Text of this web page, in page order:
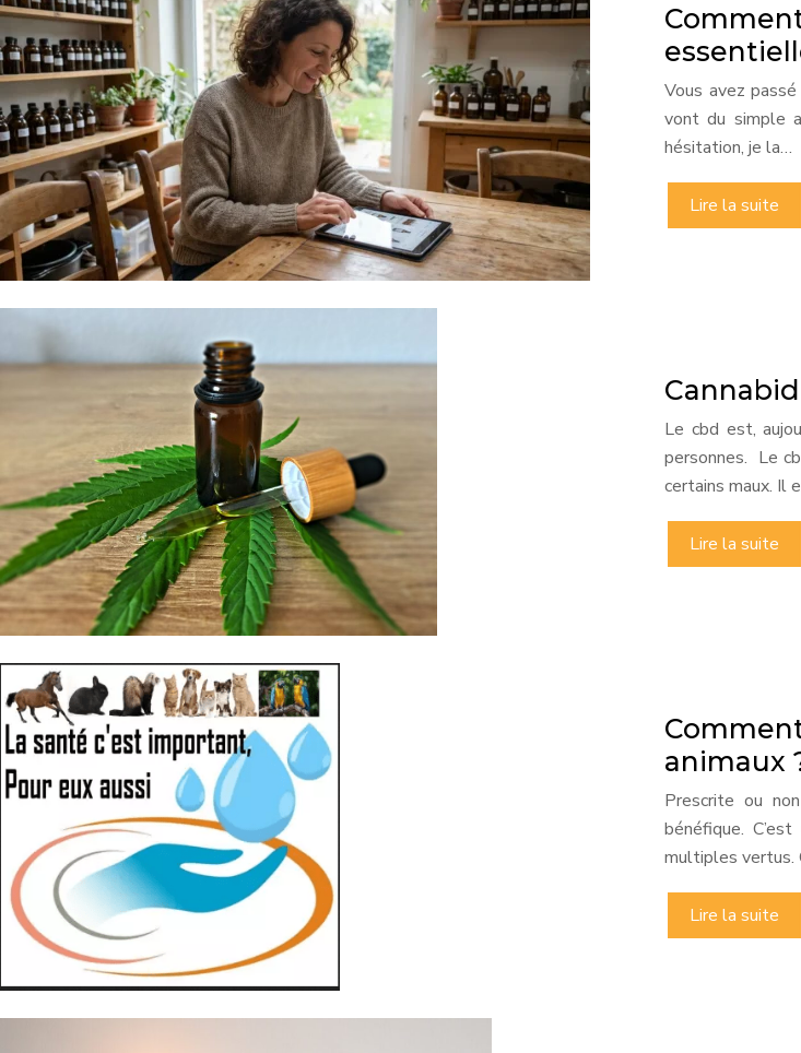
Vous avez
vont du simple
hésitation, je la…
Lire la suite
Le cbd est,
personnes. Le
certains maux. Il
Lire la suite
animaux
Prescrite ou
bénéfique.
multiples vertus.
Lire la suite